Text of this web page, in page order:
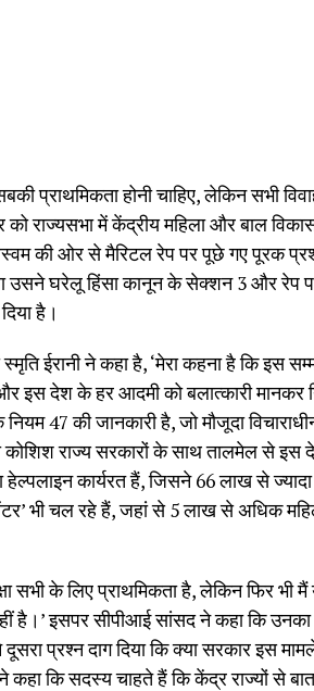
प्राथमिकता होनी चाहिए, लेकिन सभी
राज्यसभा में केंद्रीय महिला और बाल
की ओर से मैरिटल रेप पर पूछे गए पूरक
उसने घरेलू हिंसा कानून के सेक्शन 3 और रेप
है।
ईरानी ने कहा है, ‘मेरा कहना है कि इस
इस देश के हर आदमी को बलात्कारी मानकर
47 की जानकारी है, जो मौजूदा
राज्य सरकारों के साथ तालमेल से इस
कार्यरत हैं, जिसने 66 लाख से
भी चल रहे हैं, जहां से 5 लाख से अधिक
सभी के लिए प्राथमिकता है, लेकिन फिर भी
है।’ इसपर सीपीआई सांसद ने कहा कि
प्रश्न दाग दिया कि क्या सरकार इस
कि सदस्य चाहते हैं कि केंद्र राज्यों से